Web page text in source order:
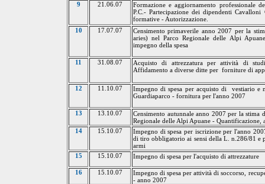
9 21.06.07
Formazione e aggiornamento professionale
P.C.- Partecipazione dei dipendenti
formative - Autorizzazione.
10 17.07.07
Censimento primaverile anno 2007 per la
aries) nel Parco Regionale delle Alpi
impegno della spesa
11 31.08.07
Acquisto di attrezzatura per attività di
Affidamento a diverse ditte per forniture di
12 11.10.07 Impegno di spesa per acquisto di
vestiario e
Guardiaparco - fornitura per l'anno 2007
13 13.10.07
Censimento autunnale anno 2007 per la stima
Regionale delle Alpi Apuane - Quantificazione,
14 15.10.07
Impegno di spesa per iscrizione per l'anno
di tiro obbligatorio ai sensi della L. n.286/81 e
armi
15 15.10.07 Impegno di spesa per l'acquisto di attrezzature
16 15.10.07
Impegno di spesa per attività di soccorso,
- anno 2007